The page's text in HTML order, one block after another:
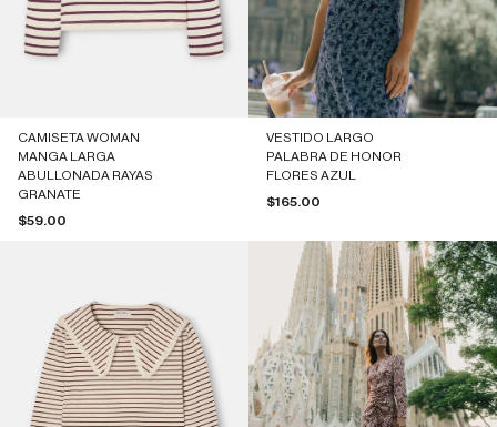
CAMISETA WOMAN
MANGA LARGA
ABULLONADA RAYAS
GRANATE
Precio de oferta
$59.00
VESTIDO LARGO
PALABRA DE HONOR
FLORES AZUL
Precio de oferta
$165.00